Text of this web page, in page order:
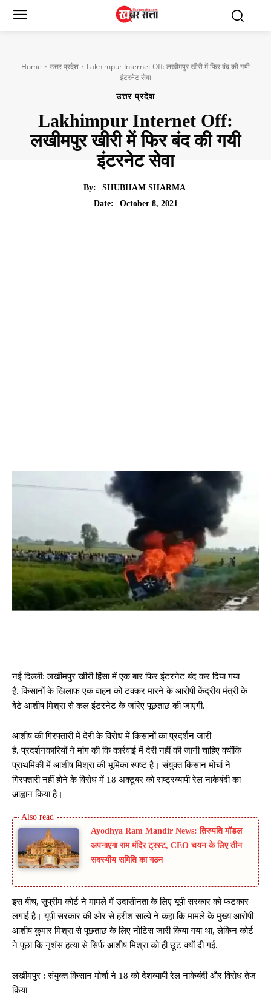
Home उत्तर प्रदेश
Lakhimpur Internet Off: लखीमपुर खीरी में फिर बंद की गयी
इंटरनेट सेवा
उत्तर प्रदेश
Lakhimpur Internet Off:
लखीमपुर खीरी में फिर बंद की गयी
इंटरनेट सेवा
By:
SHUBHAM SHARMA
Date:
October 8, 2021
नई दिल्ली: लखीमपुर खीरी हिंसा में एक बार फिर इंटरनेट बंद कर दिया गया
है. किसानों के खिलाफ एक वाहन को टक्कर मारने के आरोपी केंद्रीय मंत्री के
बेटे आशीष मिश्रा से कल इंटरनेट के जरिए पूछताछ की जाएगी.
आशीष की गिरफ्तारी में देरी के विरोध में किसानों का प्रदर्शन जारी
है. प्रदर्शनकारियों ने मांग की कि कार्रवाई में देरी नहीं की जानी चाहिए क्योंकि
प्राथमिकी में आशीष मिश्रा की भूमिका स्पष्ट है। संयुक्त किसान मोर्चा ने
गिरफ्तारी नहीं होने के विरोध में 18 अक्टूबर को राष्ट्रव्यापी रेल नाकेबंदी का
आह्वान किया है।
Ayodhya Ram Mandir News: तिरुपति मॉडल
अपनाएगा राम मंदिर ट्रस्ट, CEO चयन के लिए तीन
सदस्यीय समिति का गठन
इस बीच, सुप्रीम कोर्ट ने मामले में उदासीनता के लिए यूपी सरकार को फटकार
लगाई है। यूपी सरकार की ओर से हरीश साल्वे ने कहा कि मामले के मुख्य आरोपी
आशीष कुमार मिश्रा से पूछताछ के लिए नोटिस जारी किया गया था, लेकिन कोर्ट
ने पूछा कि नृशंस हत्या से सिर्फ आशीष मिश्रा को ही छूट क्यों दी गई.
लखीमपुर : संयुक्त किसान मोर्चा ने 18 को देशव्यापी रेल नाकेबंदी और विरोध तेज
किया